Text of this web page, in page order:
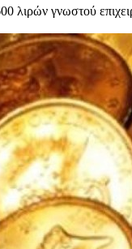
λιρών γνωστού